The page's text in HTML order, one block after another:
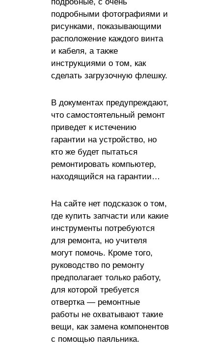
подробными фотографиями и
рисунками, показывающими
расположение каждого винта
и кабеля, а также
инструкциями о том, как
сделать загрузочную флешку.
В документах предупреждают,
что самостоятельный ремонт
приведет к истечению
гарантии на устройство, но
кто же будет пытаться
ремонтировать компьютер,
находящийся на гарантии…
На сайте нет подсказок о том,
где купить запчасти или какие
инструменты потребуются
для ремонта, но учителя
могут помочь. Кроме того,
руководство по ремонту
предполагает только работу,
для которой требуется
отвертка — ремонтные
работы не охватывают такие
вещи, как замена компонентов
с помощью паяльника.